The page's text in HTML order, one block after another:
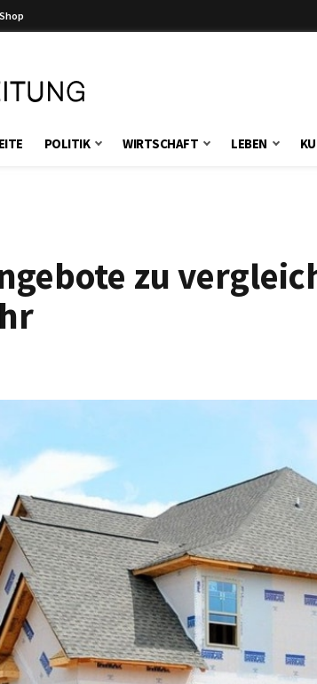
Shop
POLITIK WIRTSCHAFT LEBEN
zu